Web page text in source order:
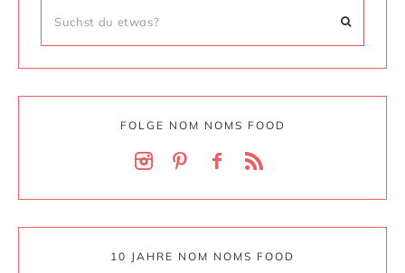
FOLGE NOM NOMS FOOD
10 JAHRE NOM NOMS FOOD